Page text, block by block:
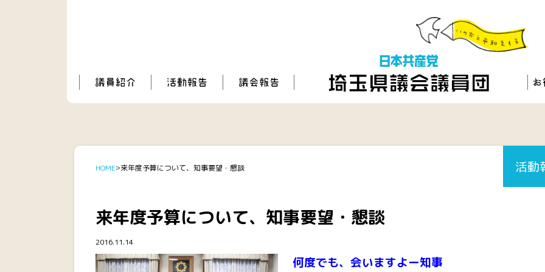
HOME 来年度予算について、知事要望・懇談
来年度予算について、知事要望・懇談
2016.11.14
活動
何度でも、会いますよー知事